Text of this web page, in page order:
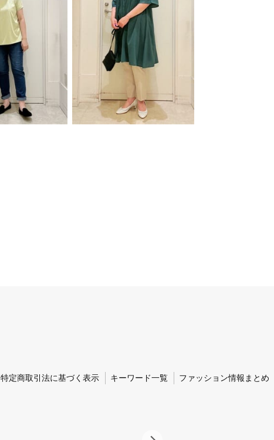
特定商取引法に基づく表示 キーワード一覧 ファッション情報まとめ